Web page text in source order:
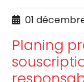
01
Planing